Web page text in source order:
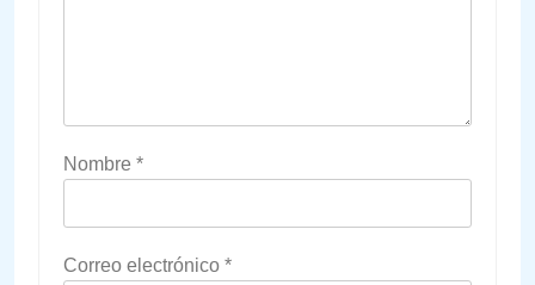
Nombre *
Correo electrónico *